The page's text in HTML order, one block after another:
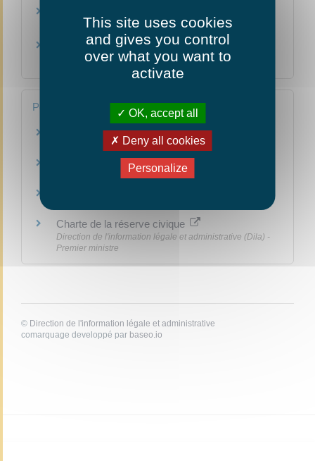
internationale ?
Qu'est-ce que le compte engagement citoyen
(CEC) ?
Pour en savoir plus
Découvrir le monde (jeunes.gouv.fr)
Ministère chargé de la jeunesse
Le service militaire volontaire
Charte de la réserve civique
Direction de l'information légale et administrative (Dila) -
Premier ministre
© Direction de l'information légale et administrative
comarquage developpé par baseo.io
This site uses cookies
and gives you control
over what you want to
activate
OK, accept all
Deny all cookies
Personalize